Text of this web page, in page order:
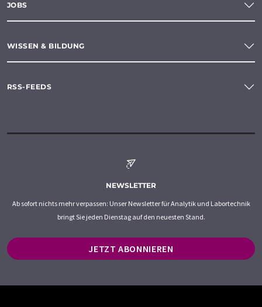
JOBS
WISSEN & BILDUNG
RSS-FEEDS
NEWSLETTER
Ab sofort nichts mehr verpassen: Unser Newsletter für Analytik und Labortechnik
bringt Sie jeden Dienstag auf den neuesten Stand.
JETZT ABONNIEREN